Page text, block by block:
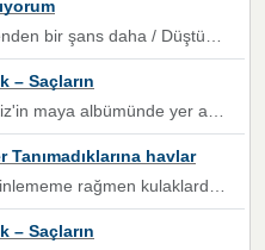
yanında” dizeleri, artık geçmişin tekrarına izin verilmeyeceğini, kişisel sınırların çizildiğini gösteriyor.
– Saçların
parça da şarkı hani! müzikal altyapısına vurulduğum, sözlerinde kaybolduğum bir parça olmuş.
havlar
sen sen sen kurban ol sen sen sen sen hayran ol yükses ses müzik dinleme sebebisiniz canlar bomba gibi patladınız maşallah
– Saçların